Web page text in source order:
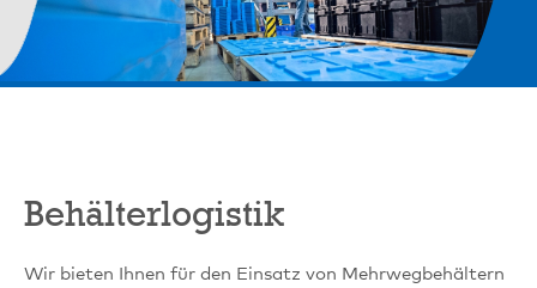
Behälterlogistik
Wir bieten Ihnen für den Einsatz von Mehrwegbehältern